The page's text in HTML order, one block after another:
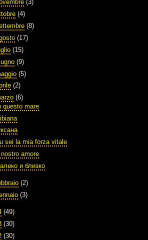
(3)
(4)
(8)
(17)
(15)
(9)
(5)
(2)
(6)
questo mare
sei la mia forza vitale
nostro amore
и близко
(2)
(3)
(49)
(30)
(30)